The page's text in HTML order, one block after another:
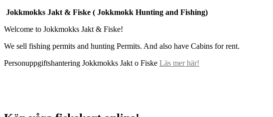
Jokkmokks Jakt & Fiske ( Jokkmokk Hunting and Fishing)
Welcome to Jokkmokks Jakt & Fiske!
We sell fishing permits and hunting Permits. And also have Cabins for rent.
Personuppgiftshantering Jokkmokks Jakt o Fiske Läs mer här!